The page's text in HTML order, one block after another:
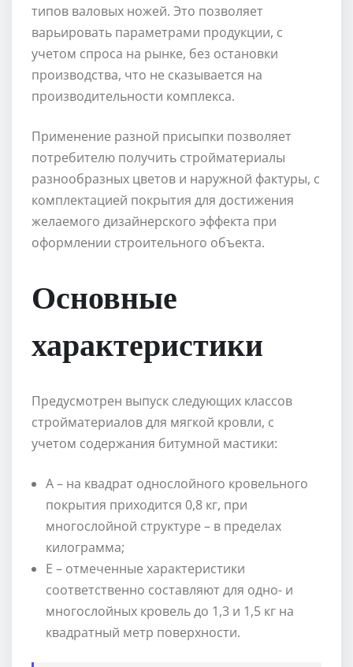
типов валовых ножей. Это позволяет
варьировать параметрами продукции, с
учетом спроса на рынке, без остановки
производства, что не сказывается на
производительности комплекса.
Применение разной присыпки позволяет
потребителю получить стройматериалы
разнообразных цветов и наружной фактуры, с
комплектацией покрытия для достижения
желаемого дизайнерского эффекта при
оформлении строительного объекта.
Основные
характеристики
Предусмотрен выпуск следующих классов
стройматериалов для мягкой кровли, с
учетом содержания битумной мастики:
А – на квадрат однослойного кровельного
покрытия приходится 0,8 кг, при
многослойной структуре – в пределах
килограмма;
Е – отмеченные характеристики
соответственно составляют для одно- и
многослойных кровель до 1,3 и 1,5 кг на
квадратный метр поверхности.